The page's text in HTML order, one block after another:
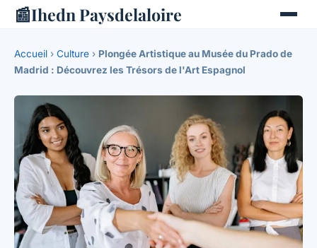
📰Ihedn Paysdelaloire
Accueil › Culture › Plongée Artistique au Musée du Prado de
Madrid : Découvrez les Trésors de l'Art Espagnol